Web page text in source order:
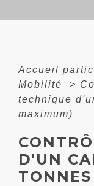
Accueil
Mobilité
>
technique
maximum)
D'UN